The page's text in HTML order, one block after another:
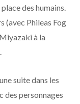
d
des humains.
(avec Phileas Fog
à la
suite dans les
des personnages